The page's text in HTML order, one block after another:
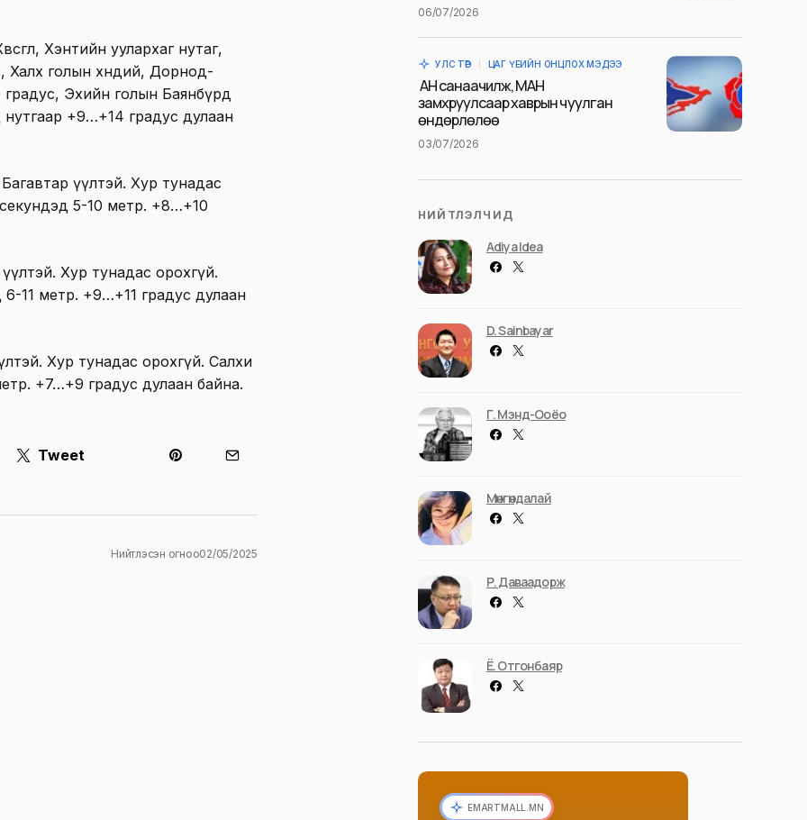
Хэнтийн уулархаг нутаг,
Халх голын хөндий, Дорнод-
Эхийн голын Баянбүрд
+9…+14 градус дулаан
Багавтар үүлтэй. Хур тунадас
5-10 метр. +8…+10
Хур тунадас орохгүй.
11 метр. +9…+11 градус дулаан
Хур тунадас орохгүй. Салхи
+7…+9 градус дулаан байна.
Tweet
Нийтлэсэн огноо02/05/2025
06/07/2026
УЛС ТӨР ЦАГ ҮЕИЙН ОНЦЛОХ МЭДЭЭ
АН санаачилж, МАН
замхруулсаар хаврын чуулган
өндөрлөлөө
03/07/2026
НИЙТЛЭЛЧИД
Adiya Idea
D. Sainbayar
Г. Мэнд-Ооёо
Мөнгөндалай
Р. Даваадорж
Ё. Отгонбаяр
EMARTMALL.MN